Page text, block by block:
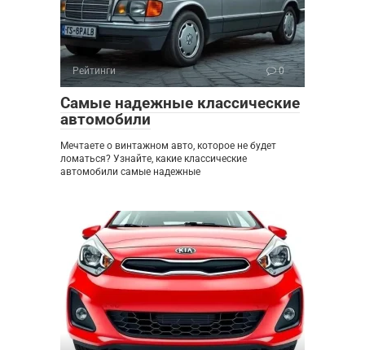
Рейтинги 0
Самые надежные классические
автомобили
Мечтаете о винтажном авто, которое не будет
ломаться? Узнайте, какие классические
автомобили самые надежные